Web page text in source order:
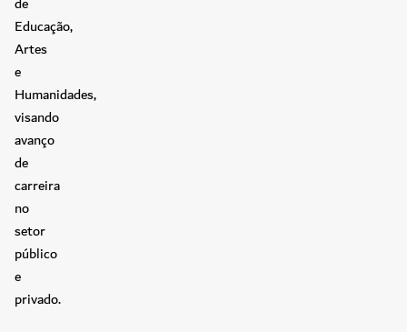
Educação,
Artes
e
Humanidades,
visando
avanço
de
carreira
no
setor
público
e
privado.